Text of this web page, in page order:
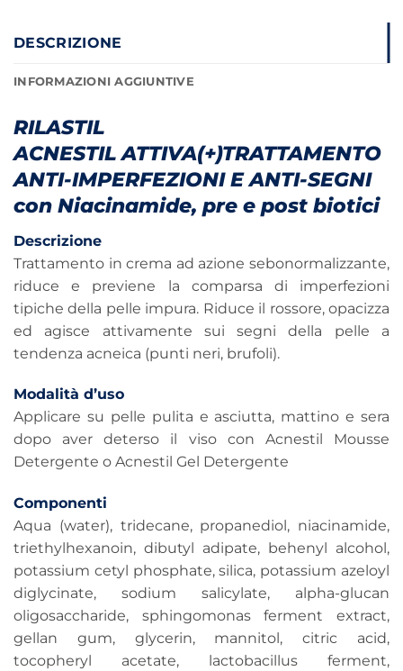
DESCRIZIONE
INFORMAZIONI AGGIUNTIVE
RILASTIL
ACNESTIL ATTIVA(+)TRATTAMENTO
ANTI-IMPERFEZIONI E ANTI-SEGNI
con Niacinamide, pre e post biotici
Descrizione
Trattamento in crema ad azione sebonormalizzante,
riduce e previene la comparsa di imperfezioni
tipiche della pelle impura. Riduce il rossore, opacizza
ed agisce attivamente sui segni della pelle a
tendenza acneica (punti neri, brufoli).
Modalità d’uso
Applicare su pelle pulita e asciutta, mattino e sera
dopo aver deterso il viso con Acnestil Mousse
Detergente o Acnestil Gel Detergente
Componenti
Aqua (water), tridecane, propanediol, niacinamide,
triethylhexanoin, dibutyl adipate, behenyl alcohol,
potassium cetyl phosphate, silica, potassium azeloyl
diglycinate, sodium salicylate, alpha-glucan
oligosaccharide, sphingomonas ferment extract,
gellan gum, glycerin, mannitol, citric acid,
tocopheryl acetate, lactobacillus ferment,